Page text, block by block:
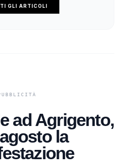
GLI ARTICOLI
ad Agrigento,
la